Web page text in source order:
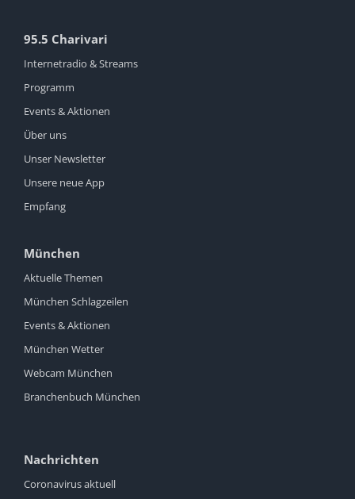
95.5 Charivari
Internetradio & Streams
Programm
Events & Aktionen
Über uns
Unser Newsletter
Unsere neue App
Empfang
München
Aktuelle Themen
München Schlagzeilen
Events & Aktionen
München Wetter
Webcam München
Branchenbuch München
Nachrichten
Coronavirus aktuell